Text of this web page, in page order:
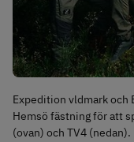
Expedition vldmark och
Hemsö fästning för att
(ovan) och TV4 (nedan).